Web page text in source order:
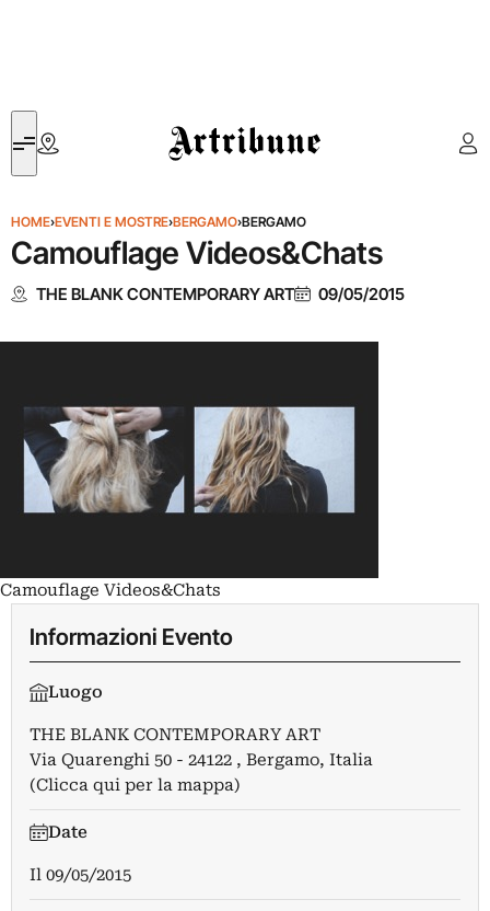
Artribune
HOME›EVENTI E MOSTRE›BERGAMO›BERGAMO
Camouflage Videos&Chats
THE BLANK CONTEMPORARY ART 09/05/2015
Camouflage Videos&Chats
Informazioni Evento
Luogo
THE BLANK CONTEMPORARY ART
Via Quarenghi 50 - 24122 , Bergamo, Italia
(Clicca qui per la mappa)
Date
Il 09/05/2015